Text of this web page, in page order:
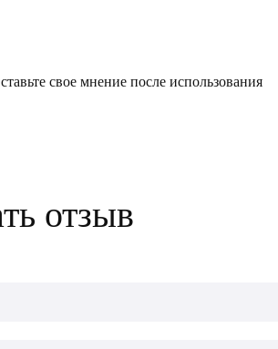
свое мнение после использования
отзыв